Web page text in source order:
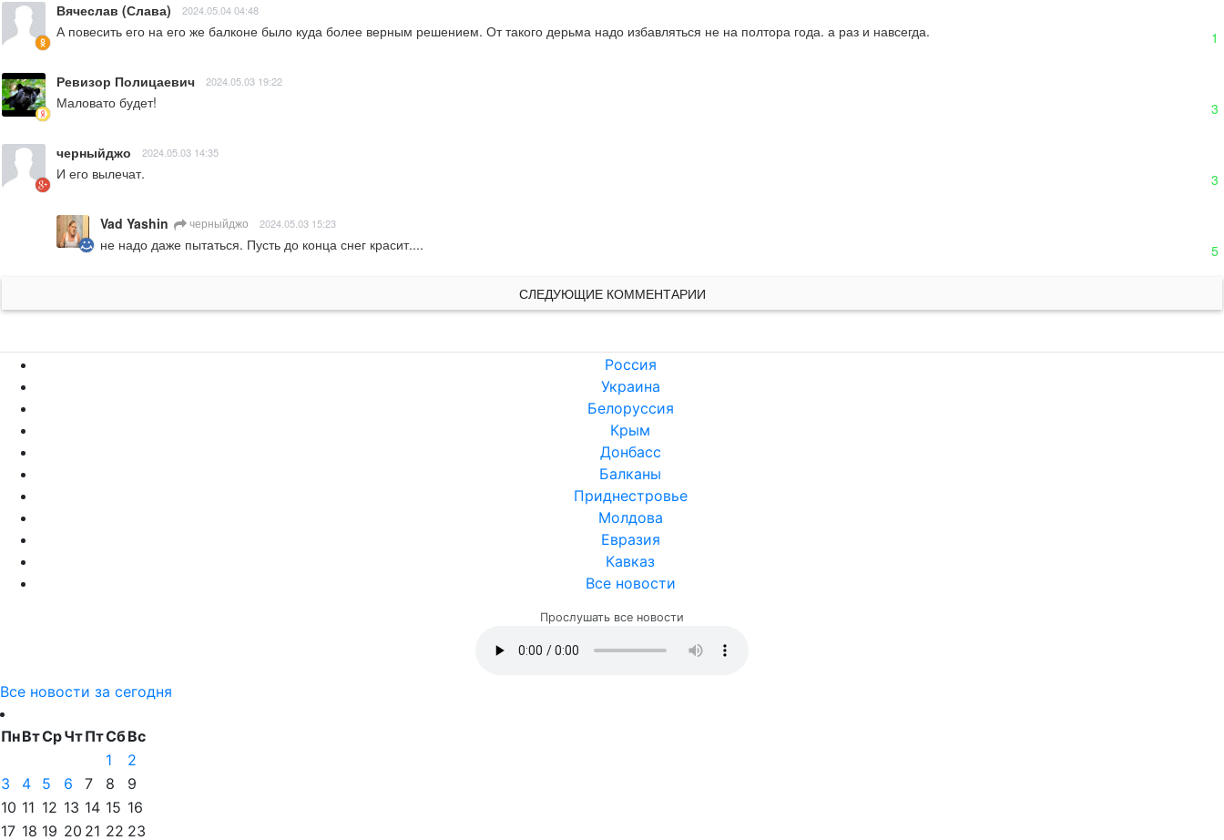
Вячеслав (Слава) 2024.05.04 04:48
А повесить его на его же балконе было куда более верным решением. От такого дерьма надо избавляться не на полтора года. а раз и навсегда. 1
Ревизор Полицаевич 2024.05.03 19:22
Маловато будет! 3
черныйджо 2024.05.03 14:35
И его вылечат. 3
Vad Yashin черныйджо 2024.05.03 15:23
не надо даже пытаться. Пусть до конца снег красит.... 5
СЛЕДУЮЩИЕ КОММЕНТАРИИ
Россия
Украина
Белоруссия
Крым
Донбасс
Балканы
Приднестровье
Молдова
Евразия
Кавказ
Все новости
Прослушать все новости
Все новости за сегодня
ПнВтСрЧтПтСбВс
1
2
3
4 5 6 7 8
9
10 11 12 13 14 15 16
17 18 19 20 21 22 23